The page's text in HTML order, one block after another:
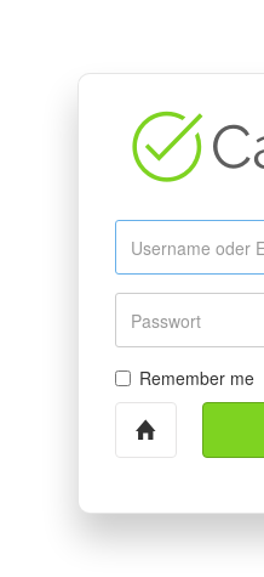
Username
oder
E-
Remember me